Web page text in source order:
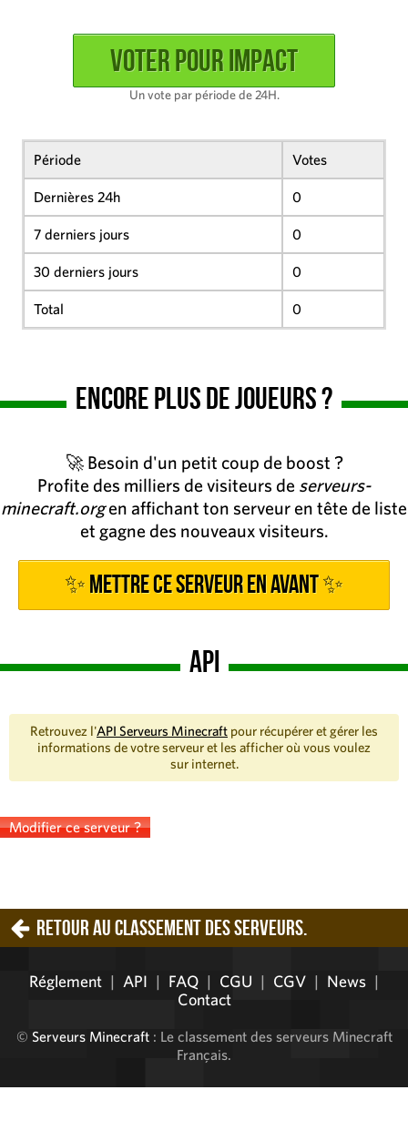
Un vote par période de 24H.
Période Votes
Dernières 24h 0
7 derniers jours 0
30 derniers jours 0
Total 0
Encore plus de joueurs ?
🚀 Besoin d'un petit coup de boost ?
Profite des milliers de visiteurs de serveurs-
minecraft.orgen affichant ton serveur en tête de liste
et gagne des nouveaux visiteurs.
✨ Mettre ce serveur en avant ✨
API
Retrouvez l'API Serveurs Minecraft pour récupérer et gérer les
informations de votre serveur et les afficher où vous voulez
sur internet.
Modifier ce serveur ?
Retour au classement des serveurs.
Réglement | API | FAQ | CGU | CGV | News |
Contact
© Serveurs Minecraft: Le classement des serveurs Minecraft
Français.